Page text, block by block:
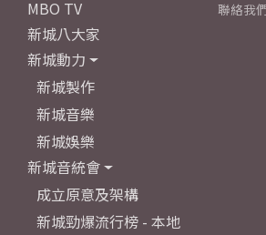
MBO TV
新城八大家
新城動力
新城製作
新城音樂
新城娛樂
新城音統會
成立原意及架構
新城勁爆流行榜 - 本地
聯絡我